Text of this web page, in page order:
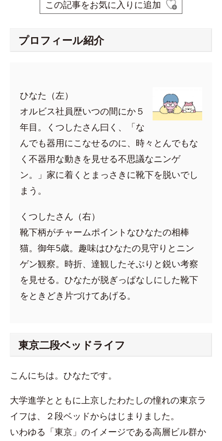
この記事をお気に入りに追加
プロフィール紹介
ひなた（左）
オルビス社員歴いつの間にか５
年目。くつしたさん曰く、「な
んでも器用にこなせるのに、時々とんでもな
く不器用な動きを見せる不思議なニンゲ
ン。」家に着くとまっさきに靴下を脱いでし
まう。
くつしたさん（右）
靴下柄がチャームポイントなひなたの相棒
猫。御年5歳。趣味はひなたの見守りとニン
ゲン観察。時折、達観したそぶりと鋭い考察
を見せる。ひなたが脱ぎっぱなしにした靴下
をときどき片づけてあげる。
東京二段ベッドライフ
こんにちは。ひなたです。
大学進学とともに上京したわたしの憧れの東京ラ
イフは、２段ベッドからはじまりました。
いわゆる「東京」のイメージである高層ビル群か